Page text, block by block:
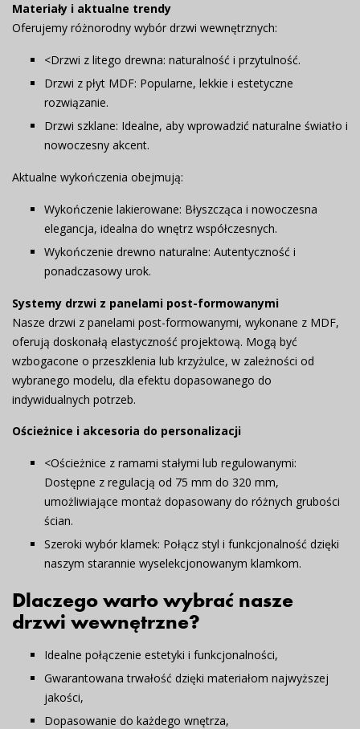
Materiały i aktualne trendy
Oferujemy różnorodny wybór drzwi wewnętrznych:
<Drzwi z litego drewna: naturalność i przytulność.
Drzwi z płyt MDF: Popularne, lekkie i estetyczne
rozwiązanie.
Drzwi szklane: Idealne, aby wprowadzić naturalne światło i
nowoczesny akcent.
Aktualne wykończenia obejmują:
Wykończenie lakierowane: Błyszcząca i nowoczesna
elegancja, idealna do wnętrz współczesnych.
Wykończenie drewno naturalne: Autentyczność i
ponadczasowy urok.
Systemy drzwi z panelami post-formowanymi
Nasze drzwi z panelami post-formowanymi, wykonane z MDF,
oferują doskonałą elastyczność projektową. Mogą być
wzbogacone o przeszklenia lub krzyżulce, w zależności od
wybranego modelu, dla efektu dopasowanego do
indywidualnych potrzeb.
Ościeżnice i akcesoria do personalizacji
<Ościeżnice z ramami stałymi lub regulowanymi:
Dostępne z regulacją od 75 mm do 320 mm,
umożliwiające montaż dopasowany do różnych grubości
ścian.
Szeroki wybór klamek: Połącz styl i funkcjonalność dzięki
naszym starannie wyselekcjonowanym klamkom.
Dlaczego warto wybrać nasze
drzwi wewnętrzne?
Idealne połączenie estetyki i funkcjonalności,
Gwarantowana trwałość dzięki materiałom najwyższej
jakości,
Dopasowanie do każdego wnętrza,